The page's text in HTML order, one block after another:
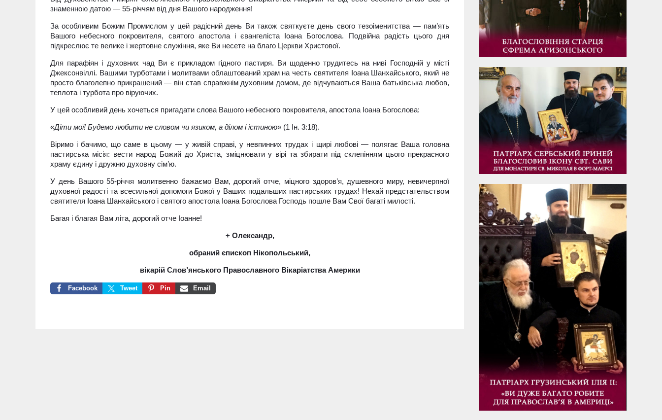
знаменною датою — 55-річчям від дня Вашого народження!
За особливим Божим Промислом у цей радісний день Ви також святкуєте день свого тезоіменитства — пам’ять
Вашого небесного покровителя, святого апостола і євангеліста Іоана Богослова. Подвійна радість цього дня
підкреслює те велике і жертовне служіння, яке Ви несете на благо Церкви Христової.
Для парафіян і духовних чад Ви є прикладом гідного пастиря. Ви щоденно трудитесь на ниві Господній у місті
Джексонвіллі. Вашими турботами і молитвами облаштований храм на честь святителя Іоана Шанхайського, який не
просто благолепно прикрашений — він став справжнім духовним домом, де відчуваються Ваша батьківська любов,
теплота і турбота про віруючих.
У цей особливий день хочеться пригадати слова Вашого небесного покровителя, апостола Іоана Богослова:
«Діти мої! Будемо любити не словом чи язиком, а ділом і істиною» (1 Ін. 3:18).
Віримо і бачимо, що саме в цьому — у живій справі, у невпинних трудах і щирі любові — полягає Ваша головна
пастирська місія: вести народ Божий до Христа, зміцнювати у вірі та збирати під склепінням цього прекрасного
храму єдину і дружню духовну сім’ю.
У день Вашого 55-річчя молитвенно бажаємо Вам, дорогий отче, міцного здоров’я, душевного миру, невичерпної
духовної радості та всесильної допомоги Божої у Ваших подальших пастирських трудах! Нехай предстательством
святителя Іоана Шанхайського і святого апостола Іоана Богослова Господь пошле Вам Свої багаті милості.
Багая і благая Вам літа, дорогий отче Іоанне!
+ Олександр,
обраний єпископ Нікопольський,
вікарій Слов’янського Православного Вікаріатства Америки
Facebook Tweet Pin Email